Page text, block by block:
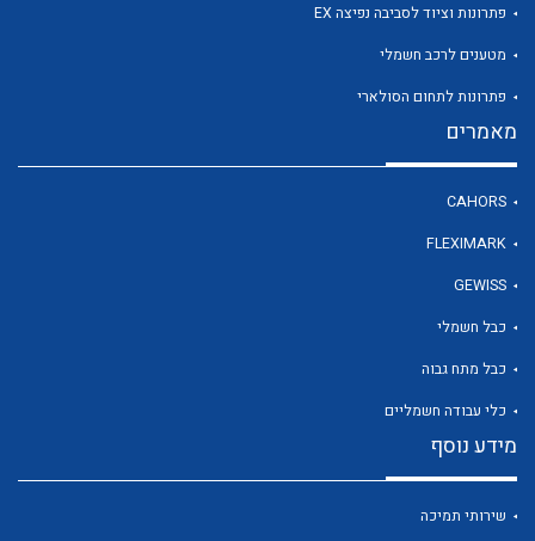
לכל מוצרי היצרן
פתרונות וציוד לסביבה נפיצה EX
מטענים לרכב חשמלי
פתרונות לתחום הסולארי
מאמרים
CAHORS
FLEXIMARK
GEWISS
כבל חשמלי
כבל מתח גבוה
כלי עבודה חשמליים
מידע נוסף
שירותי תמיכה